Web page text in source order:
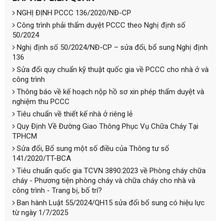
NGHỊ ĐỊNH PCCC 136/2020/NĐ-CP
Công trình phải thẩm duyệt PCCC theo Nghị định số
50/2024
Nghị định số 50/2024/NĐ-CP – sửa đổi, bổ sung Nghị định
136
Sửa đổi quy chuẩn kỹ thuật quốc gia về PCCC cho nhà ở và
công trình
Thông báo về kế hoạch nộp hồ sơ xin phép thẩm duyệt và
nghiệm thu PCCC
Tiêu chuẩn về thiết kế nhà ở riêng lẻ
Quy Định Về Đường Giao Thông Phục Vụ Chữa Cháy Tại
TPHCM
Sửa đổi, Bổ sung một số điều của Thông tư số
141/2020/TT-BCA
Tiêu chuẩn quốc gia TCVN 3890:2023 về Phòng cháy chữa
cháy - Phương tiện phòng cháy và chữa cháy cho nhà và
công trình - Trang bị, bố trí?
Ban hành Luật 55/2024/QH15 sửa đổi bổ sung có hiệu lực
từ ngày 1/7/2025